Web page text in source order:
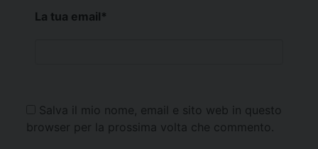
La tua email*
Salva il mio nome, email e sito web in questo
browser per la prossima volta che commento.